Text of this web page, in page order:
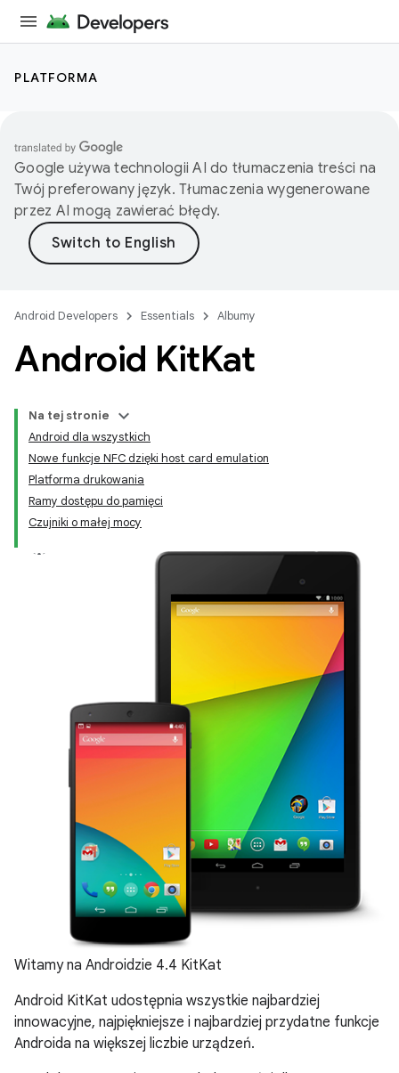
PLATFORMA
Google używa technologii AI do tłumaczenia treści na
Twój preferowany język. Tłumaczenia wygenerowane
przez AI mogą zawierać błędy.
Android Developers Essentials Albumy
Android KitKat
Na tej stronie
Android dla wszystkich
Nowe funkcje NFC dzięki host card emulation
Platforma drukowania
Ramy dostępu do pamięci
Czujniki o małej mocy
Witamy na Androidzie 4.4 KitKat
Android KitKat udostępnia wszystkie najbardziej
innowacyjne, najpiękniejsze i najbardziej przydatne funkcje
Androida na większej liczbie urządzeń.